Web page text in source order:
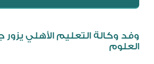
وفد وكالة التعليم الأهلي يزور
العلوم